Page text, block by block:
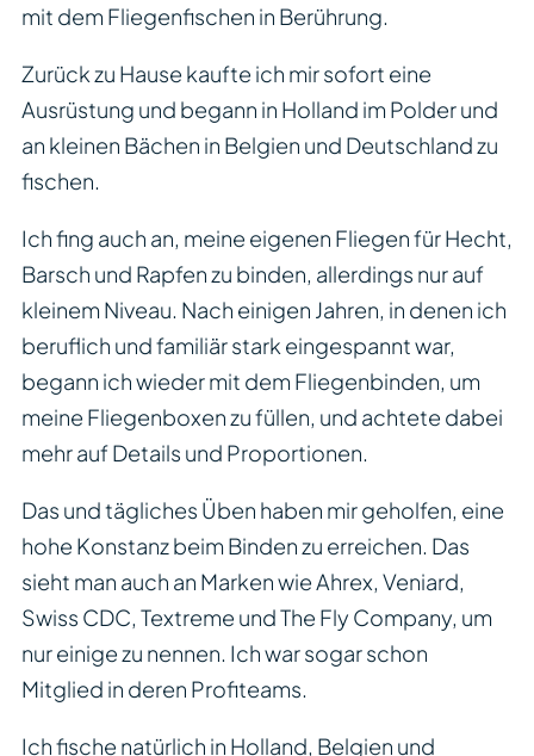
mit dem Fliegenfischen in Berührung.
Zurück zu Hause kaufte ich mir sofort eine
Ausrüstung und begann in Holland im Polder und
an kleinen Bächen in Belgien und Deutschland zu
fischen.
Ich fing auch an, meine eigenen Fliegen für Hecht,
Barsch und Rapfen zu binden, allerdings nur auf
kleinem Niveau. Nach einigen Jahren, in denen ich
beruflich und familiär stark eingespannt war,
begann ich wieder mit dem Fliegenbinden, um
meine Fliegenboxen zu füllen, und achtete dabei
mehr auf Details und Proportionen.
Das und tägliches Üben haben mir geholfen, eine
hohe Konstanz beim Binden zu erreichen. Das
sieht man auch an Marken wie Ahrex, Veniard,
Swiss CDC, Textreme und The Fly Company, um
nur einige zu nennen. Ich war sogar schon
Mitglied in deren Profiteams.
Ich fische natürlich in Holland, Belgien und